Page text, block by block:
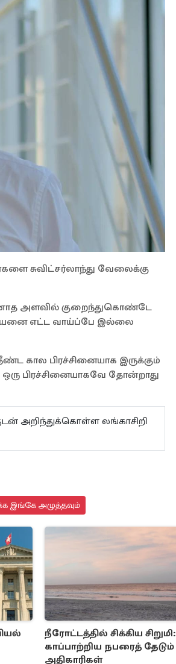
சுவிட்சர்லாந்து வேலைக்கு
அளவில் குறைந்துகொண்டே
எட்ட வாய்ப்பே இல்லை
கால பிரச்சினையாக இருக்கும்
பிரச்சினையாகவே தோன்றாது
அறிந்துக்கொள்ள லங்காசிறி
இங்கே அழுத்தவும்
நீரோட்டத்தில் சிக்கிய சிறுமி:
காப்பாற்றிய நபரைத் தேடும்
அதிகாரிகள்